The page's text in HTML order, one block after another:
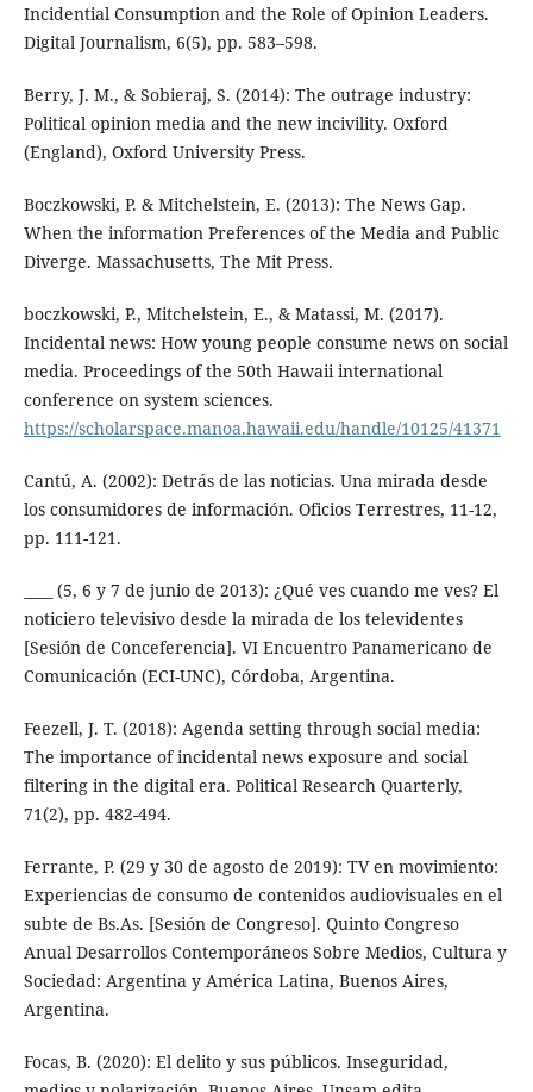
Incidential Consumption and the Role of Opinion Leaders.
Digital Journalism, 6(5), pp. 583–598.
Berry, J. M., & Sobieraj, S. (2014): The outrage industry:
Political opinion media and the new incivility. Oxford
(England), Oxford University Press.
Boczkowski, P. & Mitchelstein, E. (2013): The News Gap.
When the information Preferences of the Media and Public
Diverge. Massachusetts, The Mit Press.
boczkowski, P., Mitchelstein, E., & Matassi, M. (2017).
Incidental news: How young people consume news on social
media. Proceedings of the 50th Hawaii international
conference on system sciences.
https://scholarspace.manoa.hawaii.edu/handle/10125/41371
Cantú, A. (2002): Detrás de las noticias. Una mirada desde
los consumidores de información. Oficios Terrestres, 11-12,
pp. 111-121.
____ (5, 6 y 7 de junio de 2013): ¿Qué ves cuando me ves? El
noticiero televisivo desde la mirada de los televidentes
[Sesión de Conceferencia]. VI Encuentro Panamericano de
Comunicación (ECI-UNC), Córdoba, Argentina.
Feezell, J. T. (2018): Agenda setting through social media:
The importance of incidental news exposure and social
filtering in the digital era. Political Research Quarterly,
71(2), pp. 482-494.
Ferrante, P. (29 y 30 de agosto de 2019): TV en movimiento:
Experiencias de consumo de contenidos audiovisuales en el
subte de Bs.As. [Sesión de Congreso]. Quinto Congreso
Anual Desarrollos Contemporáneos Sobre Medios, Cultura y
Sociedad: Argentina y América Latina, Buenos Aires,
Argentina.
Focas, B. (2020): El delito y sus públicos. Inseguridad,